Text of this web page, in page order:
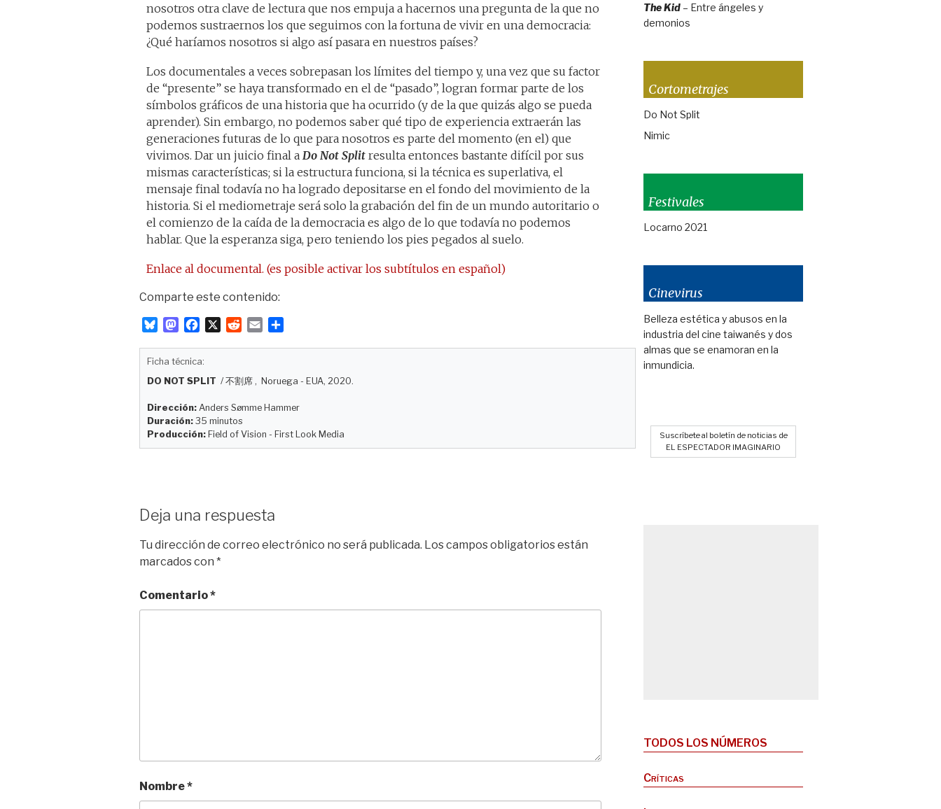
nosotros otra clave de lectura que nos empuja a hacernos una pregunta de la que no
podemos sustraernos los que seguimos con la fortuna de vivir en una democracia:
¿Qué haríamos nosotros si algo así pasara en nuestros países?
Los documentales a veces sobrepasan los límites del tiempo y, una vez que su factor
de “presente” se haya transformado en el de “pasado”, logran formar parte de los
símbolos gráficos de una historia que ha ocurrido (y de la que quizás algo se pueda
aprender). Sin embargo, no podemos saber qué tipo de experiencia extraerán las
generaciones futuras de lo que para nosotros es parte del momento (en el) que
vivimos. Dar un juicio final a Do Not Split resulta entonces bastante difícil por sus
mismas características; si la estructura funciona, si la técnica es superlativa, el
mensaje final todavía no ha logrado depositarse en el fondo del movimiento de la
historia. Si el mediometraje será solo la grabación del fin de un mundo autoritario o
el comienzo de la caída de la democracia es algo de lo que todavía no podemos
hablar. Que la esperanza siga, pero teniendo los pies pegados al suelo.
Enlace al documental. (es posible activar los subtítulos en español)
Comparte este contenido:
u
s
y
M
s
o
d
o
n
b
o
o
k
X
i
l
a
i
r
Ficha técnica:
DO NOT SPLIT / 不割席 , Noruega - EUA, 2020.
Dirección: Anders Sømme Hammer
Duración: 35 minutos
Producción: Field of Vision - First Look Media
Deja una respuesta
Tu dirección de correo electrónico no será publicada. Los campos obligatorios están
marcados con *
Comentario*
Nombre*
The Kid – Entre ángeles y
demonios
Cortometrajes
Do Not Split
Nimic
Festivales
Locarno 2021
Cinevirus
Belleza estética y abusos en la
industria del cine taiwanés y dos
almas que se enamoran en la
inmundicia.
Suscríbete al boletín de noticias de
EL ESPECTADOR IMAGINARIO
TODOS LOS NÚMEROS
Críticas